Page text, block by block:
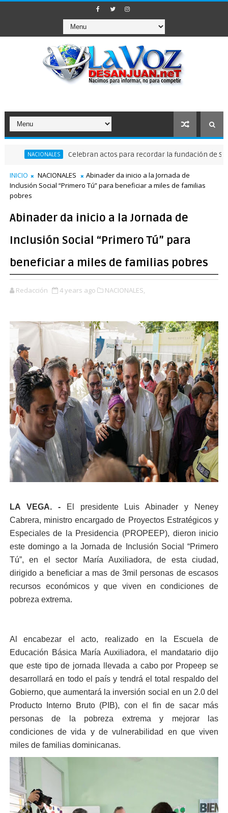
Celebran actos para recordar la fundación de Santo
INICIO NACIONALES
Abinader da inicio a la Jornada de
Inclusión Social “Primero Tú” para beneficiar a miles de familias
pobres
Abinader da inicio a la Jornada de
Inclusión Social “Primero Tú” para
beneficiar a miles de familias pobres
Redacción 4 years ago NACIONALES,
LA VEGA. -El presidente Luis Abinader y Neney
Cabrera, ministro encargado de Proyectos Estratégicos y
Especiales de la Presidencia (PROPEEP), dieron inicio
este domingo a la Jornada de Inclusión Social “Primero
Tú”, en el sector María Auxiliadora, de esta ciudad,
dirigido a beneficiar a mas de 3mil personas de escasos
recursos económicos y que viven en condiciones de
pobreza extrema.
Al encabezar el acto, realizado en la Escuela de
Educación Básica María Auxiliadora, el mandatario dijo
que este tipo de jornada llevada a cabo por Propeep se
desarrollará en todo el país y tendrá el total respaldo del
Gobierno, que aumentará la inversión social en un 2.0 del
Producto Interno Bruto (PIB), con el fin de sacar más
personas de la pobreza extrema y mejorar las
condiciones de vida y de vulnerabilidad en que viven
miles de familias dominicanas.